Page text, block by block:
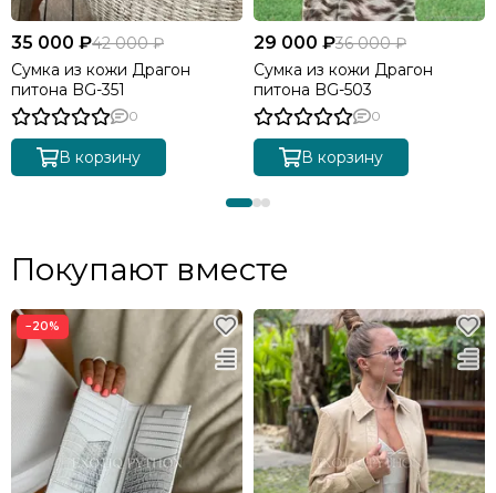
35 000 ₽42 000 ₽
Сумка из кожи Драгон
питона BG-351
0
В корзину
29 000 ₽36 000 ₽
Сумка из кожи Драгон
питона BG-503
0
В корзину
Покупают вместе
−20%